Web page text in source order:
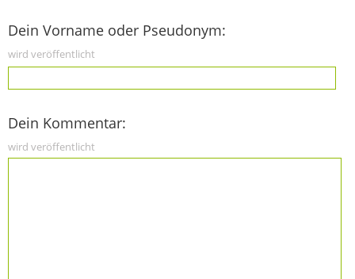
Dein Vorname oder Pseudonym:
wird veröffentlicht
Dein Kommentar:
wird veröffentlicht